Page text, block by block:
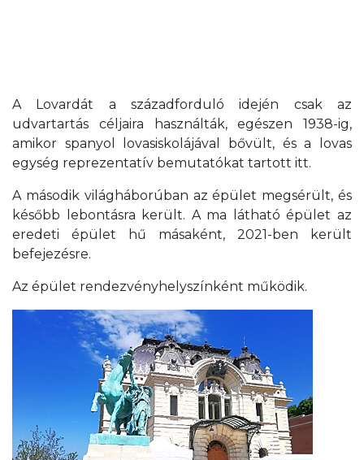
A Lovardát a századforduló idején csak az
udvartartás céljaira használták, egészen 1938-ig,
amikor spanyol lovasiskolájával bővült, és a lovas
egység reprezentatív bemutatókat tartott itt.
A második világháborúban az épület megsérült, és
később lebontásra került. A ma látható épület az
eredeti épület hű másaként, 2021-ben került
befejezésre.
Az épület rendezvényhelyszínként működik.